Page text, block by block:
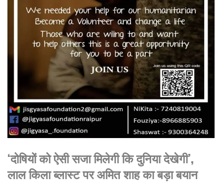
‘दोषियों को ऐसी सजा मिलेगी कि दुनिया देखेगी’,
लाल किला ब्लास्ट पर अमित शाह का बड़ा बयान